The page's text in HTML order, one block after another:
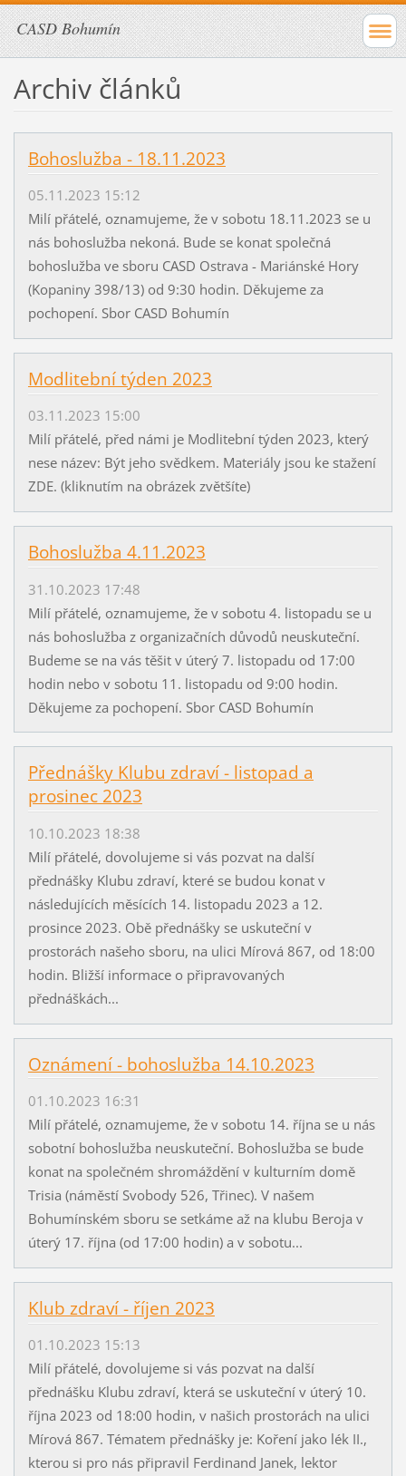
CASD Bohumín
Archiv článků
Bohoslužba - 18.11.2023
05.11.2023 15:12
Milí přátelé, oznamujeme, že v sobotu 18.11.2023 se u
nás bohoslužba nekoná. Bude se konat společná
bohoslužba ve sboru CASD Ostrava - Mariánské Hory
(Kopaniny 398/13) od 9:30 hodin. Děkujeme za
pochopení. Sbor CASD Bohumín
Modlitební týden 2023
03.11.2023 15:00
Milí přátelé, před námi je Modlitební týden 2023, který
nese název: Být jeho svědkem. Materiály jsou ke stažení
ZDE. (kliknutím na obrázek zvětšíte)
Bohoslužba 4.11.2023
31.10.2023 17:48
Milí přátelé, oznamujeme, že v sobotu 4. listopadu se u
nás bohoslužba z organizačních důvodů neuskuteční.
Budeme se na vás těšit v úterý 7. listopadu od 17:00
hodin nebo v sobotu 11. listopadu od 9:00 hodin.
Děkujeme za pochopení. Sbor CASD Bohumín
Přednášky Klubu zdraví - listopad a
prosinec 2023
10.10.2023 18:38
Milí přátelé, dovolujeme si vás pozvat na další
přednášky Klubu zdraví, které se budou konat v
následujících měsících 14. listopadu 2023 a 12.
prosince 2023. Obě přednášky se uskuteční v
prostorách našeho sboru, na ulici Mírová 867, od 18:00
hodin. Bližší informace o připravovaných
přednáškách...
Oznámení - bohoslužba 14.10.2023
01.10.2023 16:31
Milí přátelé, oznamujeme, že v sobotu 14. října se u nás
sobotní bohoslužba neuskuteční. Bohoslužba se bude
konat na společném shromáždění v kulturním domě
Trisia (náměstí Svobody 526, Třinec). V našem
Bohumínském sboru se setkáme až na klubu Beroja v
úterý 17. října (od 17:00 hodin) a v sobotu...
Klub zdraví - říjen 2023
01.10.2023 15:13
Milí přátelé, dovolujeme si vás pozvat na další
přednášku Klubu zdraví, která se uskuteční v úterý 10.
října 2023 od 18:00 hodin, v našich prostorách na ulici
Mírová 867. Tématem přednášky je: Koření jako lék II.,
kterou si pro nás připravil Ferdinand Janek, lektor